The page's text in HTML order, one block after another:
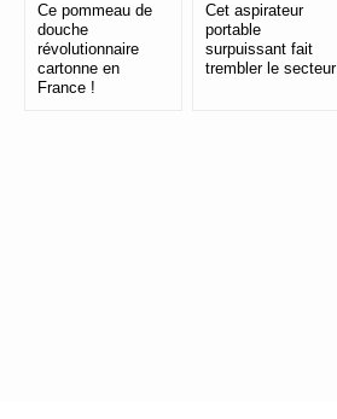
Ce pommeau de
douche
révolutionnaire
cartonne en
France !
Cet aspirateur
portable
surpuissant fait
trembler le secteur